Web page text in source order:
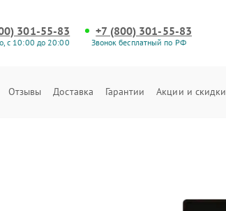
301-55-83
с 10:00 до 20:00
+7 (800) 301-55-83
Звонок бесплатный по РФ
Отзывы Доставка Гарантии Акции и скидки